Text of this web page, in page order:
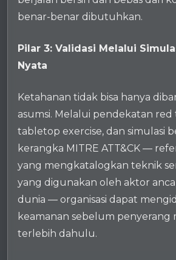
benar-benar dibutuhkan.
Pilar 3: Validasi Melalui
Nyata
Ketahanan tidak bisa hanya
asumsi. Melalui pendekatan
tabletop exercise, dan simulasi
kerangka MITRE ATT&CK —
yang mengkatalogkan teknik
yang digunakan oleh aktor
dunia — organisasi dapat
keamanan sebelum penyerang
terlebih dahulu.